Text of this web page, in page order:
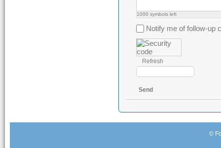
1000 symbols left
Notify me of follow-up
Refresh
Send
©